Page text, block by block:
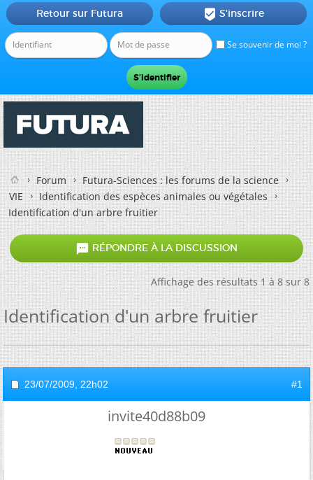
Se souvenir de moi ?
Retour sur Futura  S'inscrire
Forum
Futura-Sciences : les forums de la science
VIE
Identification des espèces animales ou végétales
Identification d'un arbre fruitier
 RÉPONDRE À LA DISCUSSION
Affichage des résultats 1 à 8 sur 8
Identification d'un arbre fruitier
23/07/2009, 22h02 #1
invite40d88b09